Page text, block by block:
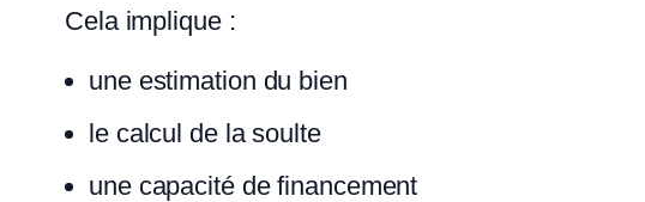
Cela implique :
une estimation du bien
le calcul de la soulte
une capacité de financement